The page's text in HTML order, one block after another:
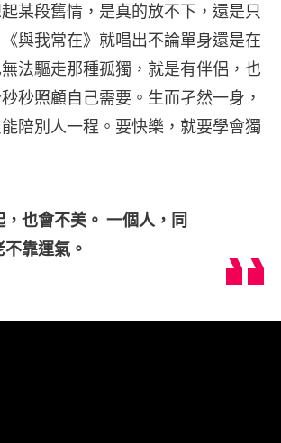
某段舊情，是真的放不下，還是只
與我常在》就唱出不論單身還是在
法驅走那種孤獨，就是有伴侶，也
秒照顧自己需要。生而孑然一身，
陪別人一程。要快樂，就要學會獨
，也會不美。 一個人，同
靠運氣。